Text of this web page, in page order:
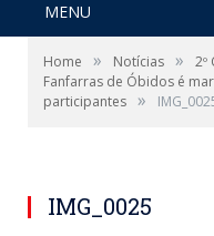
MENU
Home » Notícias »
2º
Fanfarras de Óbidos é
participantes »
IMG_0025